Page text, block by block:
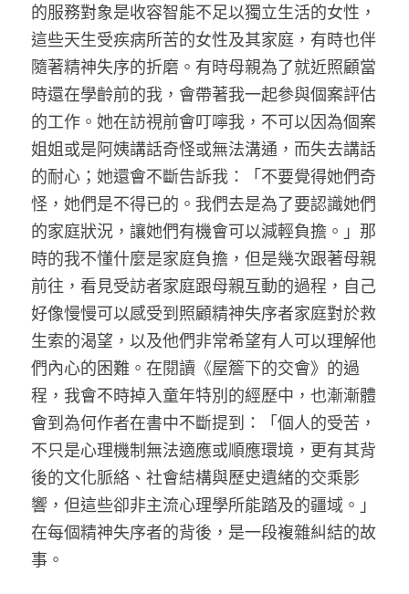
的服務對象是收容智能不足以獨立生活的女性，
這些天生受疾病所苦的女性及其家庭，有時也伴
隨著精神失序的折磨。有時母親為了就近照顧當
時還在學齡前的我，會帶著我一起參與個案評估
的工作。她在訪視前會叮嚀我，不可以因為個案
姐姐或是阿姨講話奇怪或無法溝通，而失去講話
的耐心；她還會不斷告訴我：「不要覺得她們奇
怪，她們是不得已的。我們去是為了要認識她們
的家庭狀況，讓她們有機會可以減輕負擔。」那
時的我不懂什麼是家庭負擔，但是幾次跟著母親
前往，看見受訪者家庭跟母親互動的過程，自己
好像慢慢可以感受到照顧精神失序者家庭對於救
生索的渴望，以及他們非常希望有人可以理解他
們內心的困難。在閱讀《屋簷下的交會》的過
程，我會不時掉入童年特別的經歷中，也漸漸體
會到為何作者在書中不斷提到：「個人的受苦，
不只是心理機制無法適應或順應環境，更有其背
後的文化脈絡、社會結構與歷史遺緒的交乘影
響，但這些卻非主流心理學所能踏及的疆域。」
在每個精神失序者的背後，是一段複雜糾結的故
事。